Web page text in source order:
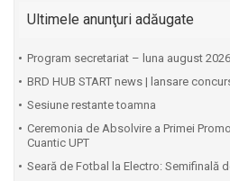
Ultimele anunţuri adăugate
Program secretariat – luna august 2026
BRD HUB START news | lansare
Sesiune restante toamna
Ceremonia de Absolvire a Primei
Cuantic UPT
⁠Seară de Fotbal la Electro: Semifinală